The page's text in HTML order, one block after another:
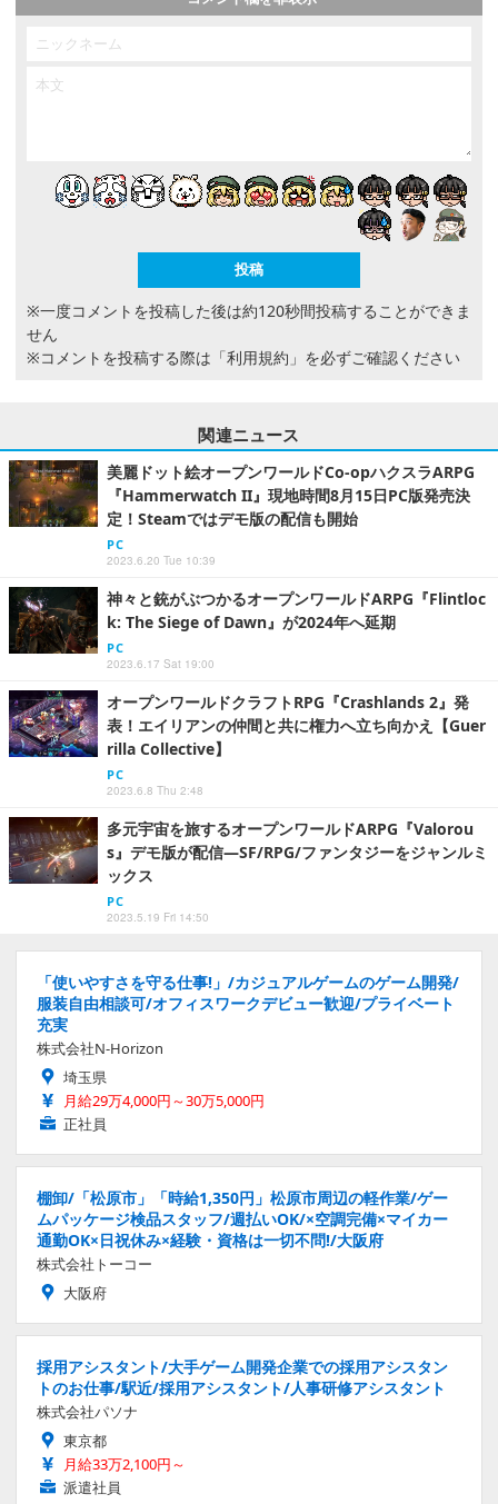
※一度コメントを投稿した後は約120秒間投稿することができま
せん
※コメントを投稿する際は 「利用規約」 を必ずご確認ください
関連ニュース
美麗ドット絵オープンワールドCo-opハクスラARPG
『Hammerwatch II』現地時間8月15日PC版発売決
定！Steamではデモ版の配信も開始
PC
2023.6.20 Tue 10:39
神々と銃がぶつかるオープンワールドARPG『Flintloc
k: The Siege of Dawn』が2024年へ延期
PC
2023.6.17 Sat 19:00
オープンワールドクラフトRPG『Crashlands 2』発
表！エイリアンの仲間と共に権力へ立ち向かえ【Guer
rilla Collective】
PC
2023.6.8 Thu 2:48
多元宇宙を旅するオープンワールドARPG『Valorou
s』デモ版が配信―SF/RPG/ファンタジーをジャンルミ
ックス
PC
2023.5.19 Fri 14:50
「使いやすさを守る仕事!」/カジュアルゲームのゲーム開発/
服装自由相談可/オフィスワークデビュー歓迎/プライベート
充実
株式会社N-Horizon
埼玉県
月給29万4,000円～30万5,000円
正社員
棚卸/「松原市」「時給1,350円」松原市周辺の軽作業/ゲー
ムパッケージ検品スタッフ/週払いOK/×空調完備×マイカー
通勤OK×日祝休み×経験・資格は一切不問!/大阪府
株式会社トーコー
大阪府
採用アシスタント/大手ゲーム開発企業での採用アシスタン
トのお仕事/駅近/採用アシスタント/人事研修アシスタント
株式会社パソナ
東京都
月給33万2,100円～
派遣社員